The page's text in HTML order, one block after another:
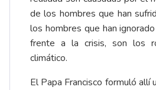
de los hombres que han
los hombres que han
frente a la crisis, son los
climático.
El Papa Francisco formuló allí